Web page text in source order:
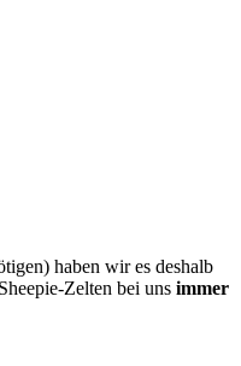
haben wir es deshalb
Zelten bei uns immer